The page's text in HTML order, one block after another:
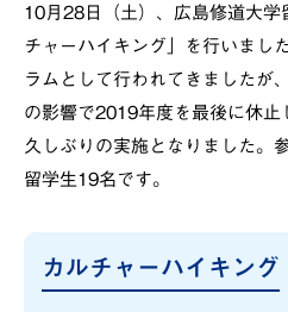
10月28日（土）、広島修道大学
チャーハイキング」を行いまし
ラムとして行われてきましたが
の影響で2019年度を最後に休止
久しぶりの実施となりました。
留学生19名です。
カルチャーハイキング